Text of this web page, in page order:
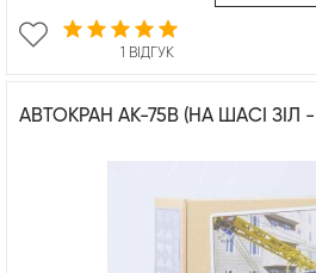
1 ВІДГУК
АВТОКРАН АК-75В (НА ШАСІ ЗІЛ -